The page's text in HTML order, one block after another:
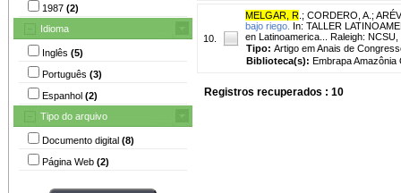
1987 (2)
Idioma
Inglês (5)
Português (3)
Espanhol (2)
Tipo do arquivo
Documento digital (8)
Página Web (2)
10.
MELGAR, R ; CORDERO, A. ;
bajo riego. In: TALLER
en Latinoamerica... Raleigh:
Tipo: Artigo em Anais de
Biblioteca(s): Embrapa Amazônia
Registros recuperados : 10